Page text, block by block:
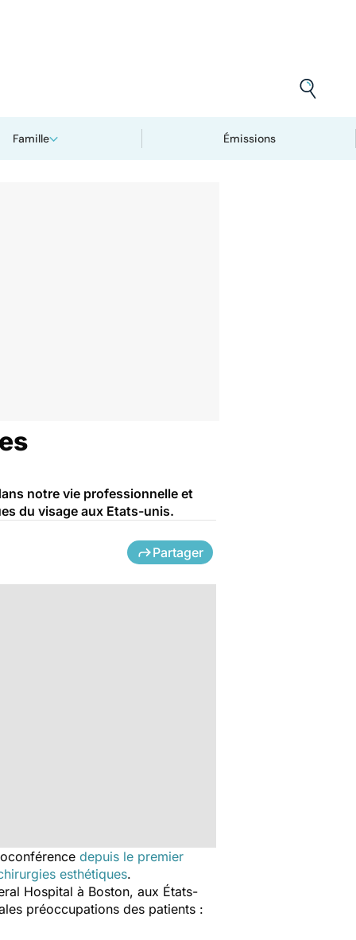
Famille Émissions
notre vie professionnelle et
du visage aux Etats-unis.
Partager
depuis le premier
esthétiques.
Hospital à Boston, aux États-
préoccupations des patients :